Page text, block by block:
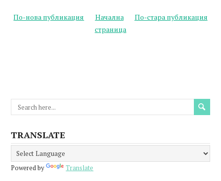
По-нова публикация По-стара публикация
Начална
страница
TRANSLATE
Powered by Translate